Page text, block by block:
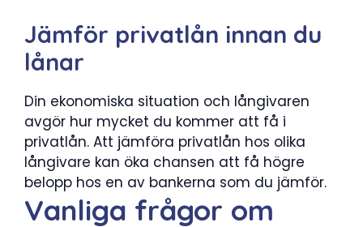
Jämför privatlån innan du
lånar
Din ekonomiska situation och långivaren
avgör hur mycket du kommer att få i
privatlån. Att jämföra privatlån hos olika
långivare kan öka chansen att få högre
belopp hos en av bankerna som du jämför.
Vanliga frågor om